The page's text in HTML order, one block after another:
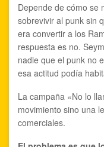
Depende de cómo se
sobrevivir al punk sin
era convertir a los
respuesta es no.
nadie que el punk no
esa actitud podía
La campaña «No lo
movimiento sino una
comerciales.